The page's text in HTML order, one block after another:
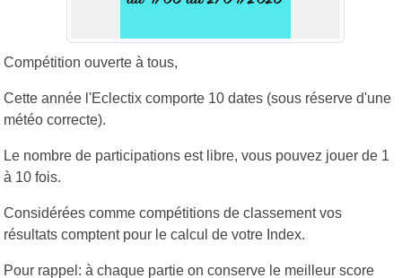
Compétition ouverte à tous,
Cette année l'Eclectix comporte 10 dates (sous réserve d'une
météo correcte).
Le nombre de participations est libre, vous pouvez jouer de 1
à 10 fois.
Considérées comme compétitions de classement vos
résultats comptent pour le calcul de votre Index.
Pour rappel: à chaque partie on conserve le meilleur score